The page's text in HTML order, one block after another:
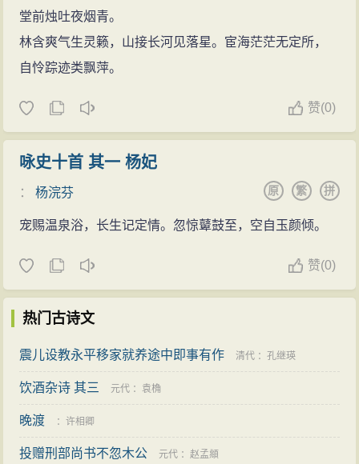
堂前烛吐夜烟青。
林含爽气生灵籁，山接长河见落星。宦海茫茫无定所，
自怜踪迹类飘萍。
赞(0)
咏史十首 其一 杨妃
：杨浣芬 拼
繁
原
宠赐温泉浴，长生记定情。忽惊鼙鼓至，空自玉颜倾。
赞(0)
热门古诗文
震儿设教永平移家就养途中即事有作 清代 ：孔继瑛
饮酒杂诗 其三 元代 ： 袁桷
晚渡 ：许相卿
投赠刑部尚书不忽木公 元代 ：赵孟頫